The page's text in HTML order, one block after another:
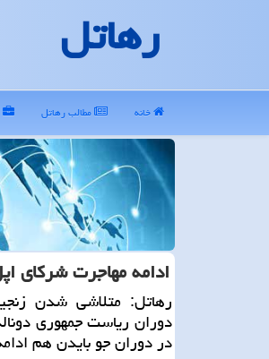
رهاتل
خانه مطالب رهاتل
ادامه مهاجرت شركای
رهاتل: متلاشی شدن
دوران ریاست جمهوری
در دوران جو بایدن هم